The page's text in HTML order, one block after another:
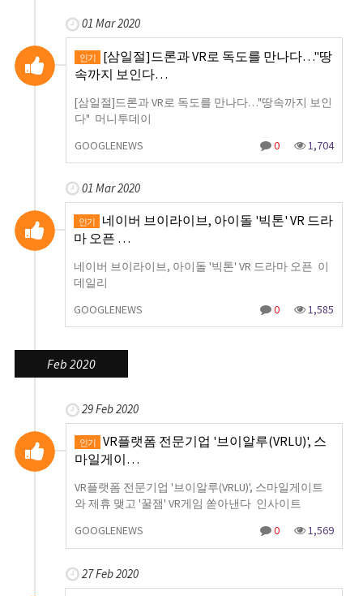
01 Mar 2020
인기
[삼일절]드론과 VR로 독도를 만나다…"땅
속까지 보인다…
[삼일절]드론과 VR로 독도를 만나다…"땅속까지 보인
다" 머니투데이
GOOGLENEWS
0 1,704
01 Mar 2020
인기
네이버 브이라이브, 아이돌 '빅톤' VR 드라
마 오픈 …
네이버 브이라이브, 아이돌 '빅톤' VR 드라마 오픈 이
데일리
GOOGLENEWS
0 1,585
Feb 2020
29 Feb 2020
인기
VR플랫폼 전문기업 '브이알루(VRLU)', 스
마일게이…
VR플랫폼 전문기업 '브이알루(VRLU)', 스마일게이트
와 제휴 맺고 '꿀잼' VR게임 쏟아낸다 인사이트
GOOGLENEWS
0 1,569
27 Feb 2020